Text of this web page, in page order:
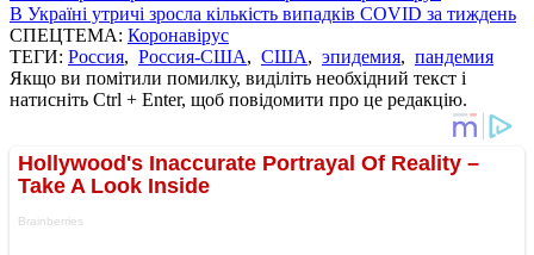
В Україні утричі зросла кількість випадків COVID за тиждень
СПЕЦТЕМА: Коронавірус
ТЕГИ: Россия, Россия-США, США, эпидемия, пандемия
Якщо ви помітили помилку, виділіть необхідний текст і
натисніть Ctrl + Enter, щоб повідомити про це редакцію.